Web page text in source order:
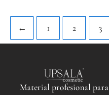
← 1 2 3
Material profesional para